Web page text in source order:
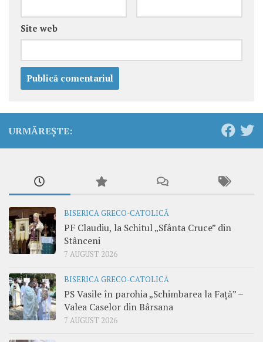
Site web
URMĂREȘTE:
BISERICA GRECO-CATOLICĂ
PF Claudiu, la Schitul „Sfânta Cruce” din
Stânceni
7 AUGUST 2026
BISERICA GRECO-CATOLICĂ
PS Vasile în parohia „Schimbarea la Față” –
Valea Caselor din Bârsana
7 AUGUST 2026